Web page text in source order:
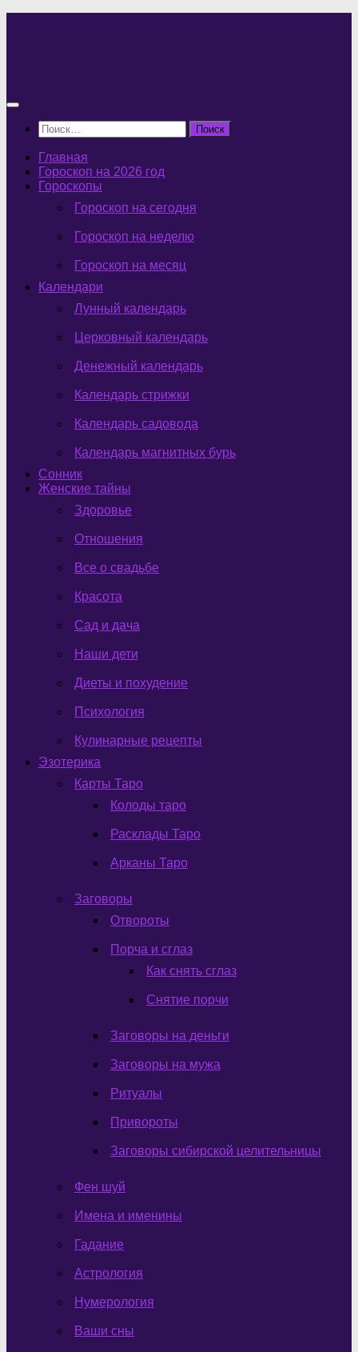
Найти:
Главная
Гороскоп на 2026 год
Гороскопы
Гороскоп на сегодня
Гороскоп на неделю
Гороскоп на месяц
Календари
Лунный календарь
Церковный календарь
Денежный календарь
Календарь стрижки
Календарь садовода
Календарь магнитных бурь
Сонник
Женские тайны
Здоровье
Отношения
Все о свадьбе
Красота
Сад и дача
Наши дети
Диеты и похудение
Психология
Кулинарные рецепты
Эзотерика
Карты Таро
Колоды таро
Расклады Таро
Арканы Таро
Заговоры
Отвороты
Порча и сглаз
Как снять сглаз
Снятие порчи
Заговоры на деньги
Заговоры на мужа
Ритуалы
Привороты
Заговоры сибирской целительницы
Фен шуй
Имена и именины
Гадание
Астрология
Нумерология
Ваши сны